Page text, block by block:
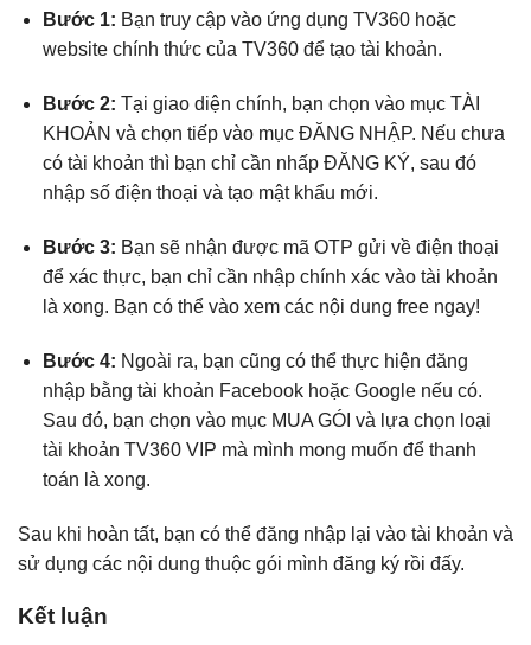
Bước 1: Bạn truy cập vào ứng dụng TV360 hoặc
website chính thức của TV360 để tạo tài khoản.
Bước 2: Tại giao diện chính, bạn chọn vào mục TÀI
KHOẢN và chọn tiếp vào mục ĐĂNG NHẬP. Nếu chưa
có tài khoản thì bạn chỉ cần nhấp ĐĂNG KÝ, sau đó
nhập số điện thoại và tạo mật khẩu mới.
Bước 3: Bạn sẽ nhận được mã OTP gửi về điện thoại
để xác thực, bạn chỉ cần nhập chính xác vào tài khoản
là xong. Bạn có thể vào xem các nội dung free ngay!
Bước 4: Ngoài ra, bạn cũng có thể thực hiện đăng
nhập bằng tài khoản Facebook hoặc Google nếu có.
Sau đó, bạn chọn vào mục MUA GÓI và lựa chọn loại
tài khoản TV360 VIP mà mình mong muốn để thanh
toán là xong.
Sau khi hoàn tất, bạn có thể đăng nhập lại vào tài khoản và
sử dụng các nội dung thuộc gói mình đăng ký rồi đấy.
Kết luận